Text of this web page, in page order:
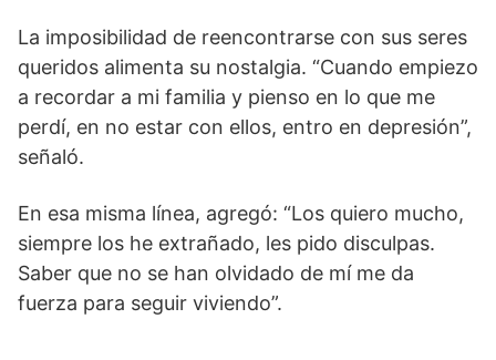
La imposibilidad de reencontrarse con sus seres
queridos alimenta su nostalgia. “Cuando empiezo
a recordar a mi familia y pienso en lo que me
perdí, en no estar con ellos, entro en depresión”,
señaló.
En esa misma línea, agregó: “Los quiero mucho,
siempre los he extrañado, les pido disculpas.
Saber que no se han olvidado de mí me da
fuerza para seguir viviendo”.